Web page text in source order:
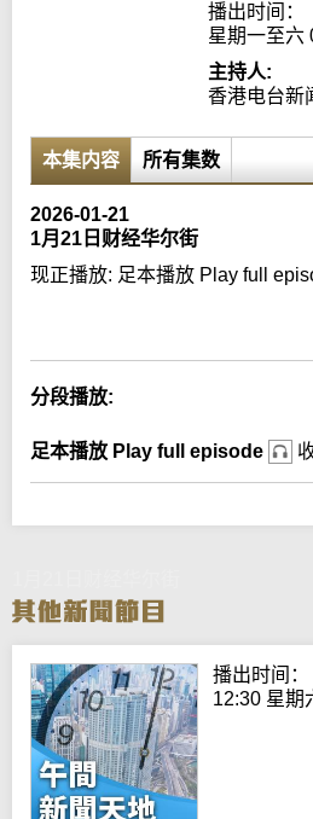
播出时间：
星期一至六
主持人:
香港电台新
本集内容 所有集数
2026-01-21
1月21日财经华尔街
现正播放: 足本播放 Play full
分段播放:
足本播放 Play full episode
播出时间
12:30 星期